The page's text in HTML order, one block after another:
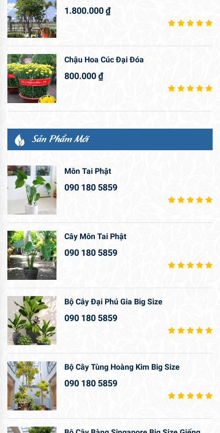
1.800.000₫
Chậu Hoa Cúc Đại Đóa
800.000₫
Sản Phẩm Mới
Môn Tai Phật
090 180 5859
Cây Môn Tai Phật
090 180 5859
Bộ Cây Đại Phú Gia Big Size
090 180 5859
Bộ Cây Tùng Hoàng Kim Big Size
090 180 5859